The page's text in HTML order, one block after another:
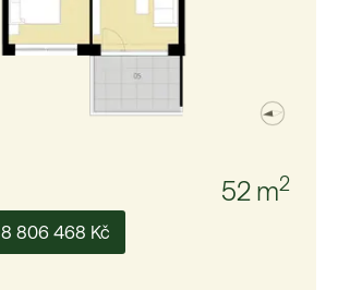
52 m2
8 806 468 Kč